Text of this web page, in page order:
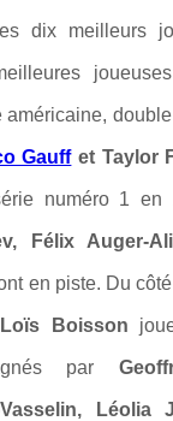
dix meilleurs
Gauffet Taylor
numéro 1 en
Félix Auger-
en piste. Du
Loïs Boisson
par
Vasselin, Léolia